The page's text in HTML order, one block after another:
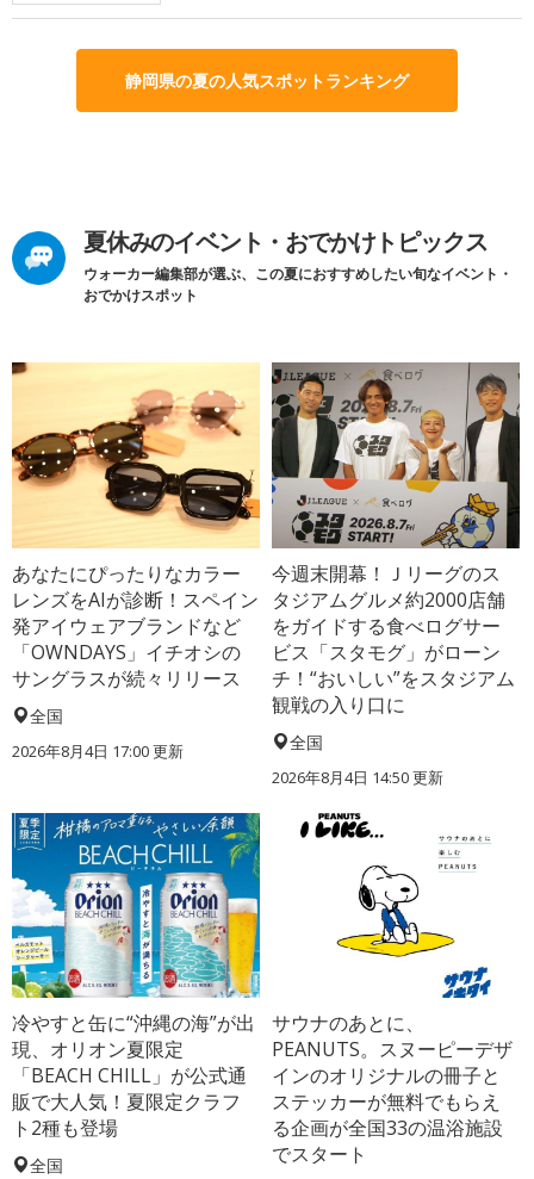
静岡県の夏の人気スポットランキング
夏休みのイベント・おでかけトピックス
ウォーカー編集部が選ぶ、この夏におすすめしたい旬なイベント・
おでかけスポット
あなたにぴったりなカラー
レンズをAIが診断！スペイン
発アイウェアブランドなど
「OWNDAYS」イチオシの
サングラスが続々リリース
全国
2026年8月4日 17:00更新
今週末開幕！Ｊリーグのス
タジアムグルメ約2000店舗
をガイドする食べログサー
ビス「スタモグ」がローン
チ！“おいしい”をスタジアム
観戦の入り口に
全国
2026年8月4日 14:50更新
冷やすと缶に“沖縄の海”が出
現、オリオン夏限定
「BEACH CHILL」が公式通
販で大人気！夏限定クラフ
ト2種も登場
全国
サウナのあとに、
PEANUTS。スヌーピーデザ
インのオリジナルの冊子と
ステッカーが無料でもらえ
る企画が全国33の温浴施設
でスタート